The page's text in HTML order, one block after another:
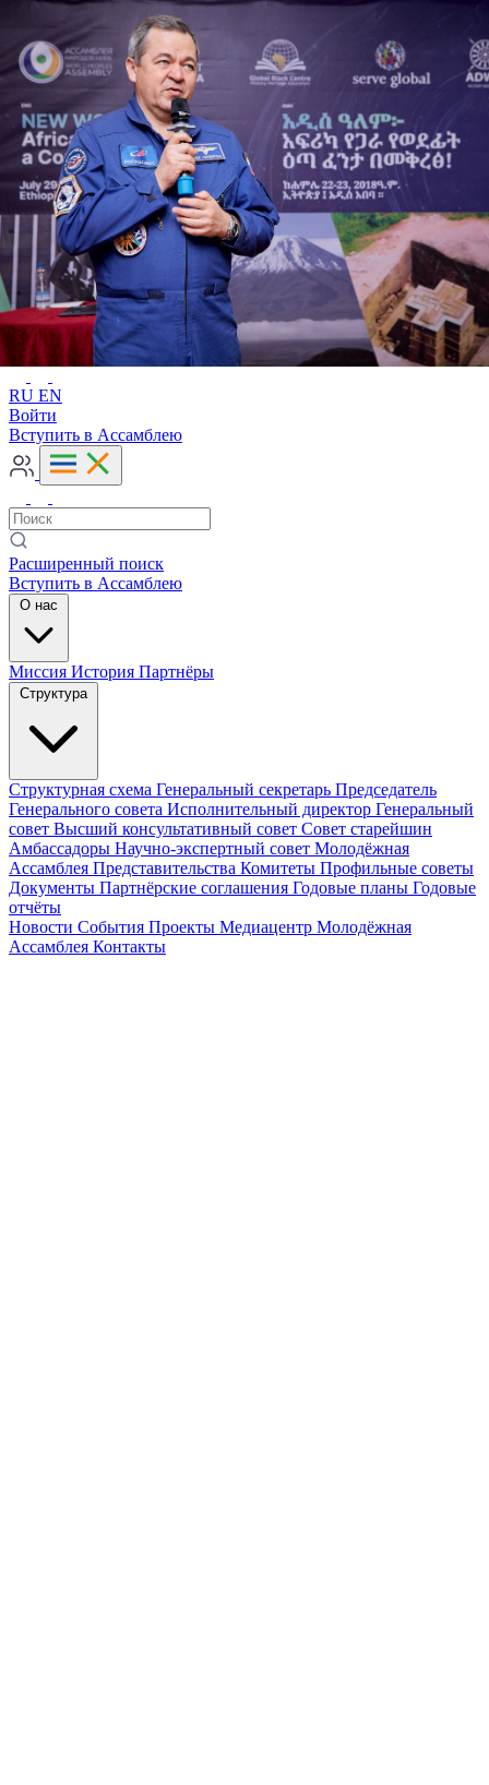
Расширенный поиск
RU EN
RU EN
Войти
Вступить в Ассамблею
Расширенный поиск
Вступить в Ассамблею
О нас
Миссия История Партнёры
Структура
Структурная схема Генеральный секретарь Председатель
Генерального совета Исполнительный директор Генеральный
совет Высший консультативный совет Совет старейшин
Амбассадоры Научно-экспертный совет Молодёжная
Ассамблея Представительства Комитеты Профильные советы
Документы Партнёрские соглашения Годовые планы Годовые
отчёты
Новости События Проекты Медиацентр Молодёжная
Ассамблея Контакты